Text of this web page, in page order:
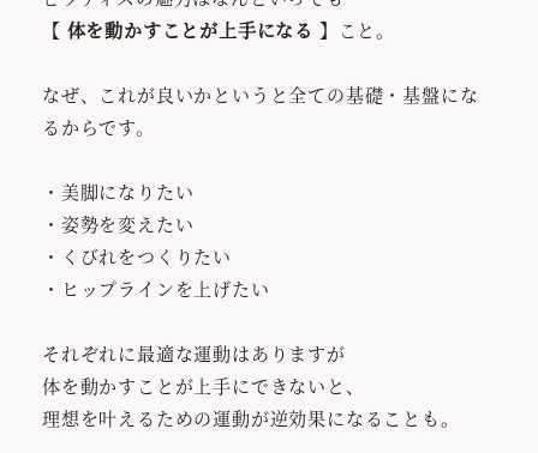
【 体を動かすことが上手になる 】こと。
なぜ、これが良いかというと全ての基礎・基盤にな
るからです。
・美脚になりたい
・姿勢を変えたい
・くびれをつくりたい
・ヒップラインを上げたい
それぞれに最適な運動はありますが
体を動かすことが上手にできないと、
理想を叶えるための運動が逆効果になることも。